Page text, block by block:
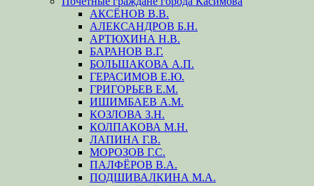
АКСЁНОВ В.В.
АЛЕКСАНДРОВ Б.Н.
АРТЮХИНА Н.В.
БАРАНОВ В.Г.
БОЛЬШАКОВА А.П.
ГЕРАСИМОВ Е.Ю.
ГРИГОРЬЕВ Е.М.
ИШИМБАЕВ А.М.
КОЗЛОВА З.Н.
КОЛПАКОВА М.Н.
ЛАПИНА Г.В.
МОРОЗОВ Г.С.
ПАЛФЁРОВ В.А.
ПОДШИВАЛКИНА М.А.